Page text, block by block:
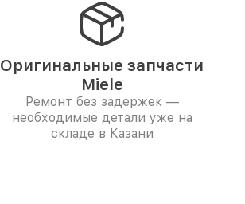
Оригинальные запчасти
Miele
Ремонт без задержек —
необходимые детали уже на
складе в Казани